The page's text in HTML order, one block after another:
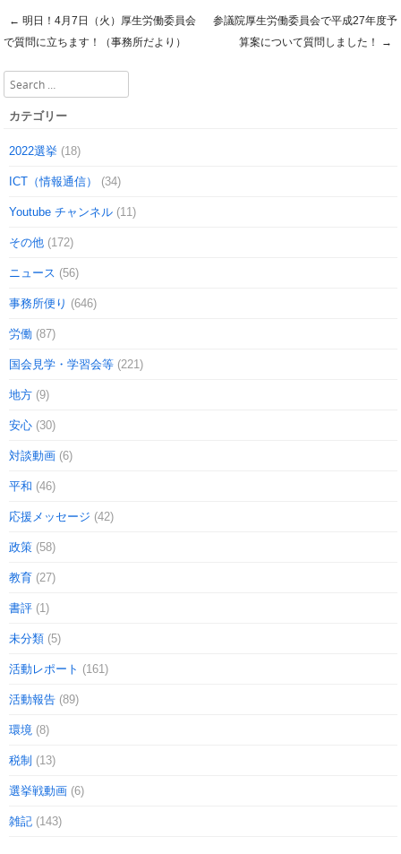
Post navigation
← 明日！4月7日（火）厚生労働委員会
で質問に立ちます！（事務所だより）
参議院厚生労働委員会で平成27年度予
算案について質問しました！
→
Search
カテゴリー
2022選挙 (18)
ICT（情報通信） (34)
Youtube チャンネル (11)
その他 (172)
ニュース (56)
事務所便り (646)
労働 (87)
国会見学・学習会等 (221)
地方 (9)
安心 (30)
対談動画 (6)
平和 (46)
応援メッセージ (42)
政策 (58)
教育 (27)
書評 (1)
未分類 (5)
活動レポート (161)
活動報告 (89)
環境 (8)
税制 (13)
選挙戦動画 (6)
雑記 (143)